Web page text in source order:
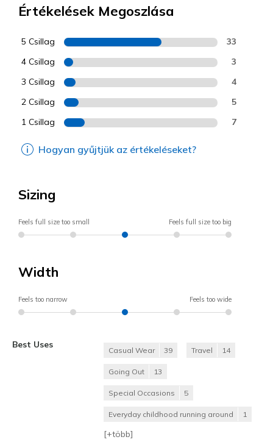
Értékelések Megoszlása
5 Csillag 33
4 Csillag 3
3 Csillag 4
2 Csillag 5
1 Csillag 7
Hogyan gyűjtjük az értékeléseket?
Sizing
Feels full size too small Feels full size too big
Width
Feels too narrow Feels too wide
Best Uses
Casual Wear 39 Travel 14
Going Out 13
Special Occasions 5
Everyday childhood running around 1
[+több]